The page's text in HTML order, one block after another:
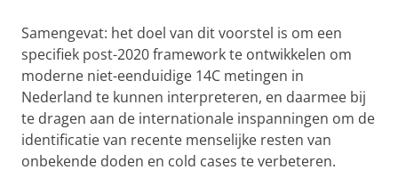
Samengevat: het doel van dit voorstel is om een
specifiek post-2020 framework te ontwikkelen om
moderne niet-eenduidige 14C metingen in
Nederland te kunnen interpreteren, en daarmee bij
te dragen aan de internationale inspanningen om de
identificatie van recente menselijke resten van
onbekende doden en cold cases te verbeteren.